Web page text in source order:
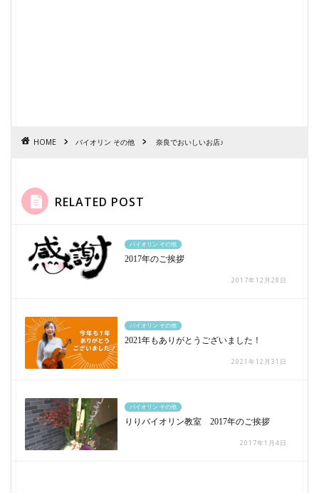
HOME バイオリン その他 奈良でおいしいお店♪
RELATED POST
バイオリン その他
2017年のご挨拶
2017年12月28日
バイオリン その他
2021年もありがとうございました！
2021年12月31日
バイオリン その他
りりバイオリン教室 2017年のご挨拶
2017年1月4日